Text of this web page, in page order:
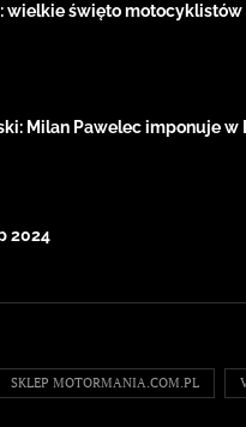
wielkie święto
Milan Pawelec imponuje w
2024
SKLEP MOTORMANIA.COM.PL